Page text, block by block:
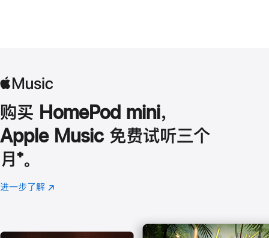
购买 HomePod mini，
Apple Music 免费试听三个
月 脚
注
⁺。
进一步了解 Apple
(在
口